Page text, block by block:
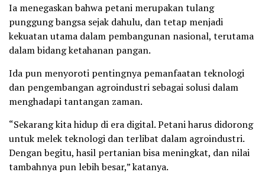
Ia menegaskan bahwa petani merupakan tulang
punggung bangsa sejak dahulu, dan tetap menjadi
kekuatan utama dalam pembangunan nasional, terutama
dalam bidang ketahanan pangan.
Ida pun menyoroti pentingnya pemanfaatan teknologi
dan pengembangan agroindustri sebagai solusi dalam
menghadapi tantangan zaman.
“Sekarang kita hidup di era digital. Petani harus didorong
untuk melek teknologi dan terlibat dalam agroindustri.
Dengan begitu, hasil pertanian bisa meningkat, dan nilai
tambahnya pun lebih besar,” katanya.